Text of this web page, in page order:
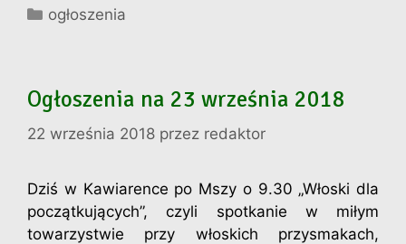
Kategorie
ogłoszenia
Ogłoszenia na 23 września 2018
22 września 2018 przez redaktor
Dziś w Kawiarence po Mszy o 9.30 „Włoski dla
początkujących”, czyli spotkanie w miłym
towarzystwie przy włoskich przysmakach,